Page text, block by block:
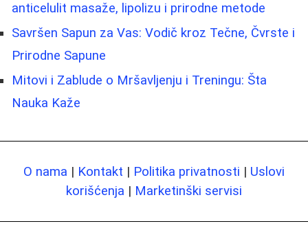
anticelulit masaže, lipolizu i prirodne metode
Savršen Sapun za Vas: Vodič kroz Tečne, Čvrste i
Prirodne Sapune
Mitovi i Zablude o Mršavljenju i Treningu: Šta
Nauka Kaže
O nama | Kontakt | Politika privatnosti | Uslovi
korišćenja | Marketinški servisi